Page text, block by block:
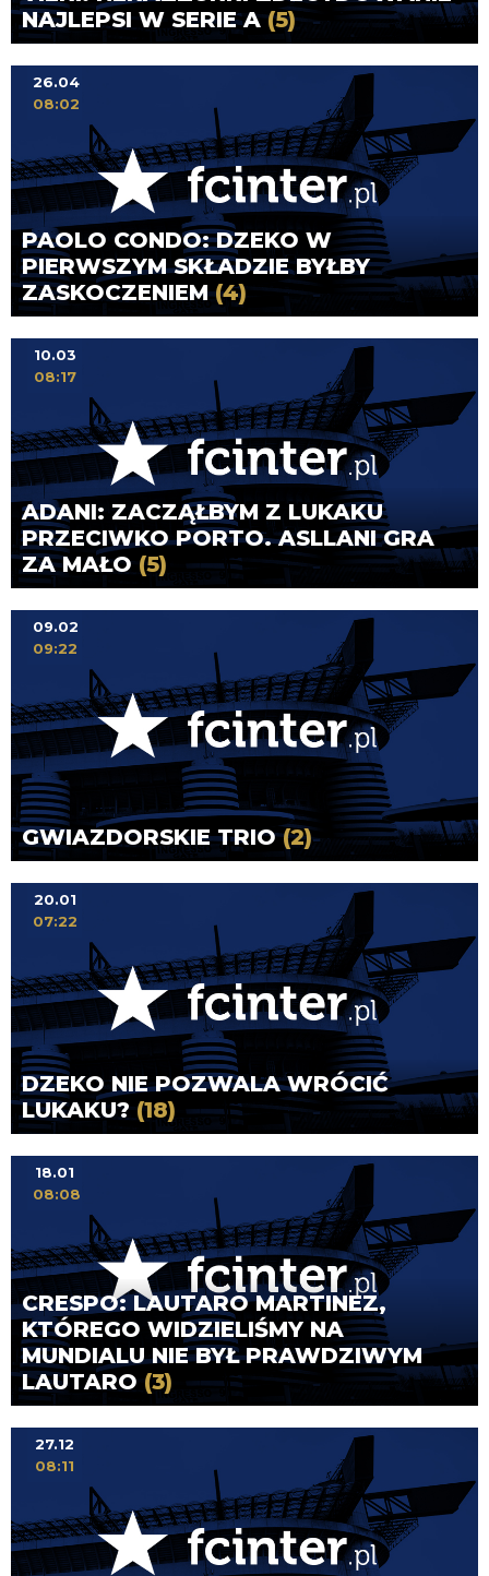
NAJLEPSI W SERIE A(5)
PAOLO CONDO: DZEKO W
PIERWSZYM SKŁADZIE BYŁBY
ZASKOCZENIEM(4)
26.04
08:02
ADANI: ZACZĄŁBYM Z LUKAKU
PRZECIWKO PORTO. ASLLANI GRA
ZA MAŁO (5)
10.03
08:17
GWIAZDORSKIE TRIO(2)
09.02
09:22
DZEKO NIE POZWALA WRÓCIĆ
LUKAKU? (18)
20.01
07:22
CRESPO: LAUTARO MARTINEZ,
KTÓREGO WIDZIELIŚMY NA
MUNDIALU NIE BYŁ PRAWDZIWYM
LAUTARO (3)
18.01
08:08
27.12
08:11